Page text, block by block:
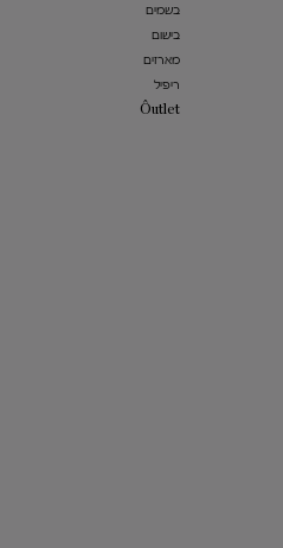
בשמים
בישום
מארזים
ריפיל
​Ôutlet